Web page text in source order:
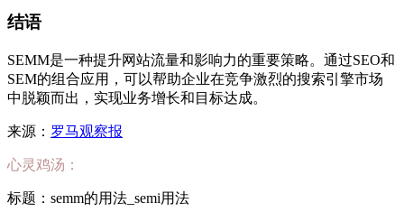
结语
SEMM是一种提升网站流量和影响力的重要策略。通过SEO和
SEM的组合应用，可以帮助企业在竞争激烈的搜索引擎市场
中脱颖而出，实现业务增长和目标达成。
来源： 罗马观察报
心灵鸡汤：
标题：semm的用法_semi用法